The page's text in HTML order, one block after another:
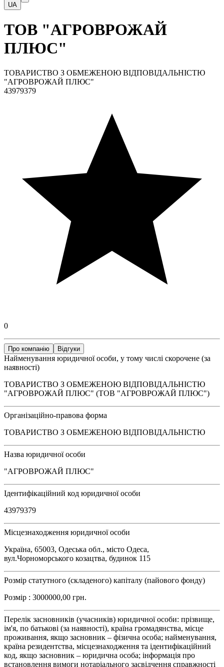
UA
ТОВ "АГРОВРОЖАЙ
ПЛЮС"
ТОВАРИСТВО З ОБМЕЖЕНОЮ ВІДПОВІДАЛЬНІСТЮ
"АГРОВРОЖАЙ ПЛЮС"
43979379
0
Про компанію Відгуки
Найменування юридичної особи, у тому числі скорочене (за
наявності)
ТОВАРИСТВО З ОБМЕЖЕНОЮ ВІДПОВІДАЛЬНІСТЮ
"АГРОВРОЖАЙ ПЛЮС" (ТОВ "АГРОВРОЖАЙ ПЛЮС")
Організаційно-правова форма
ТОВАРИСТВО З ОБМЕЖЕНОЮ ВІДПОВІДАЛЬНІСТЮ
Назва юридичної особи
"АГРОВРОЖАЙ ПЛЮС"
Ідентифікаційний код юридичної особи
43979379
Місцезнаходження юридичної особи
Україна, 65003, Одеська обл., місто Одеса,
вул.Чорноморського козацтва, будинок 115
Розмір статутного (складеного) капіталу (пайового фонду)
Розмір : 3000000,00 грн.
Перелік засновників (учасників) юридичної особи: прізвище,
ім'я, по батькові (за наявності), країна громадянства, місце
проживання, якщо засновник – фізична особа; найменування,
країна резидентства, місцезнаходження та ідентифікаційний
код, якщо засновник – юридична особа; інформація про
встановлення вимоги нотаріального засвідчення справжності